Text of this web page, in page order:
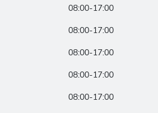
08:00-17:00
08:00-17:00
08:00-17:00
08:00-17:00
08:00-17:00